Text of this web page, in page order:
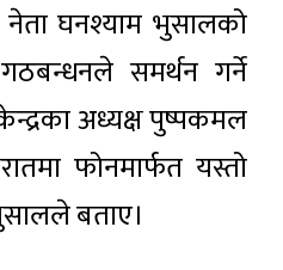
नेता घनश्याम भुसालको
गठबन्धनले समर्थन गर्ने
अध्यक्ष पुष्पकमल
फोनमार्फत यस्तो
बताए।